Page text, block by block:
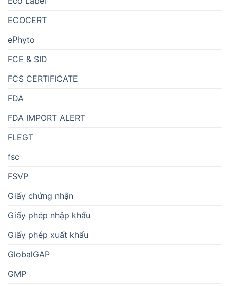
ECOCERT
ePhyto
FCE & SID
FCS CERTIFICATE
FDA
FDA IMPORT ALERT
FLEGT
fsc
FSVP
Giấy chứng nhận
Giấy phép nhập khẩu
Giấy phép xuất khẩu
GlobalGAP
GMP